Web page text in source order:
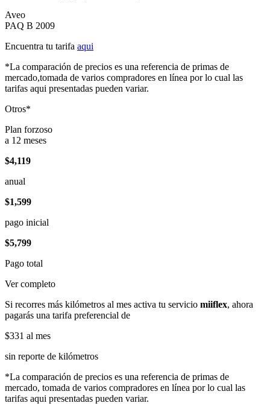
Aveo
PAQ B 2009
Encuentra tu tarifa aqui
*La comparación de precios es una referencia de primas de
mercado,tomada de varios compradores en línea por lo cual las
tarifas aqui presentadas pueden variar.
Otros*
Plan forzoso
a 12 meses
$4,119
anual
$1,599
pago inicial
$5,799
Pago total
Ver completo
Si recorres más kilómetros al mes activa tu servicio miiflex, ahora
pagarás una tarifa preferencial de
$331 al mes
sin reporte de kilómetros
*La comparación de precios es una referencia de primas de
mercado, tomada de varios compradores en línea por lo cual las
tarifas aqui presentadas pueden variar.